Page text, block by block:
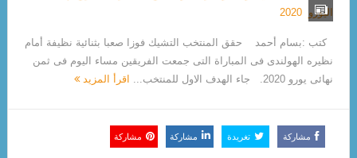
كتب :بسام أحمد حقق المنتخب التشيك فوزا صعبا بثنائية نظيفة أمام
نظيره الهولندى فى المباراة التى جمعت الفريقين مساء اليوم فى ثمن
نهائى يورو 2020. جاء الهدف الاول للمنتخب...
اقرأ المزيد
مشاركة تغريدة مشاركة مشاركة